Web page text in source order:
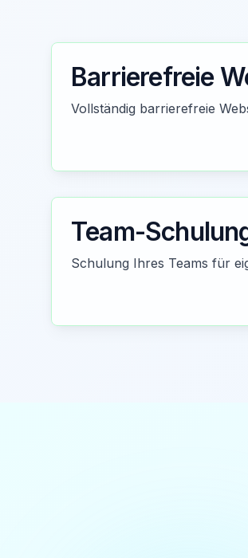
Barrierefreie
Vollständig barrierefreie
Team-
Schulung Ihres Teams für